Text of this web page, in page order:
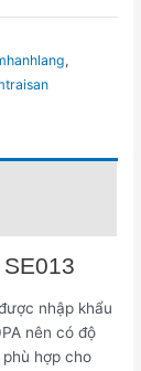
,
nhập khẩu
nên có độ
hợp cho